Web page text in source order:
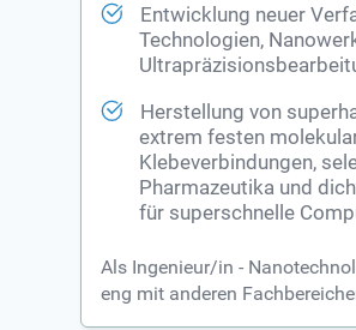
Entwicklung neuer
Technologien,
Herstellung von
extrem festen
Klebeverbindungen,
Pharmazeutika und
für superschnelle
Als Ingenieur/in -
eng mit anderen